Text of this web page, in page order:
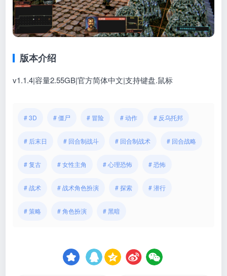
版本介绍
v1.1.4|容量2.55GB|官方简体中文|支持键盘.鼠标
# 3D # 僵尸 # 冒险 # 动作 # 反乌托邦
# 后末日 # 回合制战斗 # 回合制战术 # 回合战略
# 复古 # 女性主角 # 心理恐怖 # 恐怖
# 战术 # 战术角色扮演 # 探索 # 潜行
# 策略 # 角色扮演 # 黑暗